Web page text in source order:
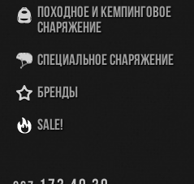
Походное и кемпинговое
снаряжение
Специальное снаряжение
Бренды
SALE!